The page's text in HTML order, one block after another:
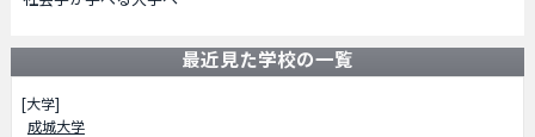
最近見た学校の一覧
[大学]
成城大学